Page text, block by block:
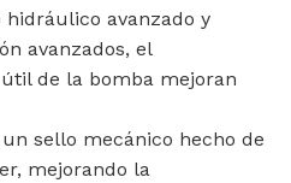
avanzado y
avanzados, el
de la bomba mejoran
sello mecánico hecho de
mejorando la